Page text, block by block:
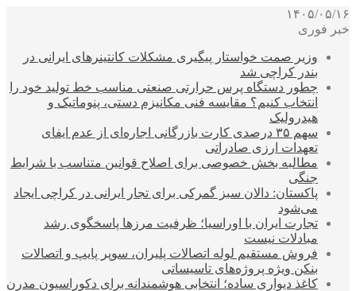
۱۴۰۵/۰۵/۱۶
خبر فوری
وزیر صمت خواستار پیگیری مشکلات کانتینرهای ایرانی در
بندر کراچی شد
چطور دستگاه پرس حرارتی صنعتی مناسب خط تولید خود را
انتخاب کنیم؟ مقایسه فنی مکانیزم دستی، پنوماتیک و
هیدرولیک
سهم ۳۵ درصدی کارت بازرگانی اجاره‌ای از عدم ایفای
تعهدات ارزی صادراتی
مطالبه بخش خصوصی برای اصلاح قوانین متناسب با شرایط
جنگی
پاکستان: دالان سبز گمرکی برای تجار ایرانی در کراچی ایجاد
می‌شود
تجارت ایران با اوراسیا؛ ظرفیت مرزها پاسخگوی رشد
مبادلات نیست
فروش مستقیم لوله اتصالات پلیران، سوپر پایپ و اتصالات
بنکن ویژه پروژه‌های تاسیساتی
کاغذ دیواری ساده؛ انتخابی هوشمندانه برای دکوراسیون مدرن